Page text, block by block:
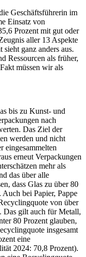
Geschäftsführerin im
Einsatz von
Prozent mit gut oder
aller 13 Aspekte
ganz anders aus.
Ressourcen als früher,
müssen wir als
bis zu Kunst- und
nach
Das Ziel der
werden und nicht
eingesammelten
erneut Verpackungen
mehr als
das über alle
dass Glas zu über 80
bei Papier, Pappe
von über
Das gilt auch für Metall,
80 Prozent glauben,
insgesamt
eine
2024: 70,8 Prozent).